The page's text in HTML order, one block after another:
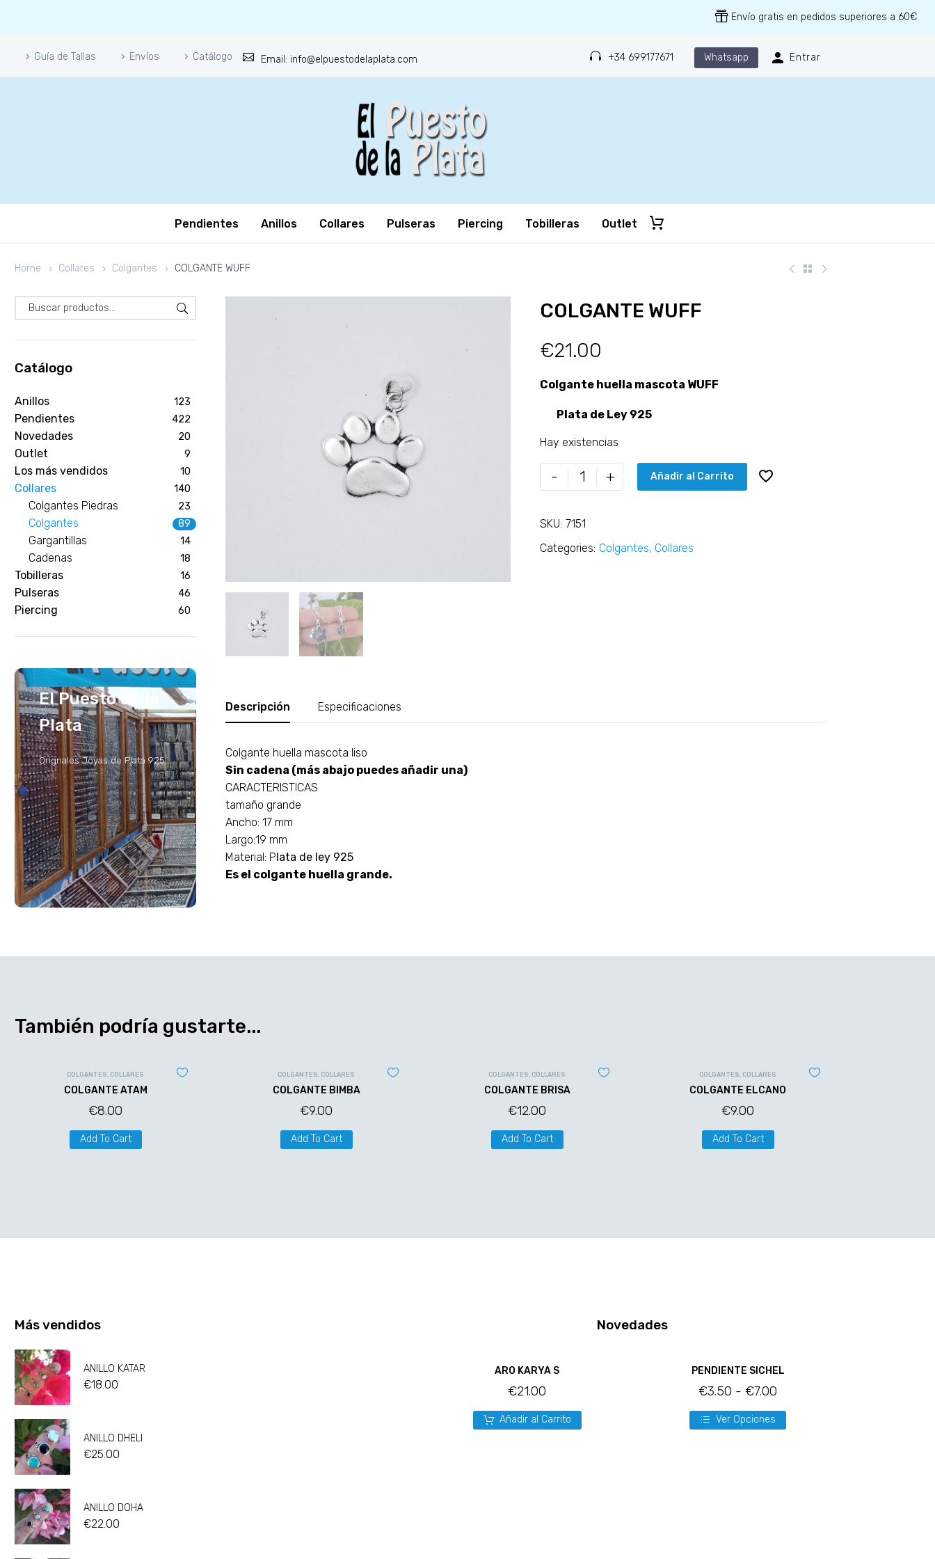
Envío gratis en pedidos superiores a 60€
Guía de Tallas Envíos Catálogo Email: info@elpuestodelaplata.com +34 699177671 Whatsapp Entrar
Pendientes Anillos Collares Pulseras Piercing Tobilleras Outlet
Home Collares Colgantes COLGANTE WUFF
Catálogo
Anillos 123
Pendientes 422
Novedades 20
Outlet 9
Los más vendidos 10
Collares 140
Colgantes Piedras 23
Colgantes 89
Gargantillas 14
Cadenas 18
Tobilleras 16
Pulseras 46
Piercing 60
El Puesto de la
Plata
Orignales Joyas de Plata 925
COLGANTE WUFF
€21.00
Colgante huella mascota WUFF
Plata de Ley 925
Hay existencias
- + Añadir al Carrito
SKU: 7151
Categories: Colgantes, Collares
Descripción Especificaciones
Colgante huella mascota liso
Sin cadena (más abajo puedes añadir una)
CARACTERISTICAS
tamaño grande
Ancho: 17 mm
Largo:19 mm
Material: Plata de ley 925
Es el colgante huella grande.
También podría gustarte...
COLGANTES, COLLARES
COLGANTE ATAM
€8.00
Add To Cart
COLGANTES, COLLARES
COLGANTE BIMBA
€9.00
Add To Cart
COLGANTES, COLLARES
COLGANTE BRISA
€12.00
Add To Cart
COLGANTES, COLLARES
COLGANTE ELCANO
€9.00
Add To Cart
Más vendidos
ANILLO KATAR
€18.00
ANILLO DHELI
€25.00
ANILLO DOHA
€22.00
Novedades
ARO KARYA S
€21.00
Añadir al Carrito
PENDIENTE SICHEL
€3.50 - €7.00
Ver Opciones